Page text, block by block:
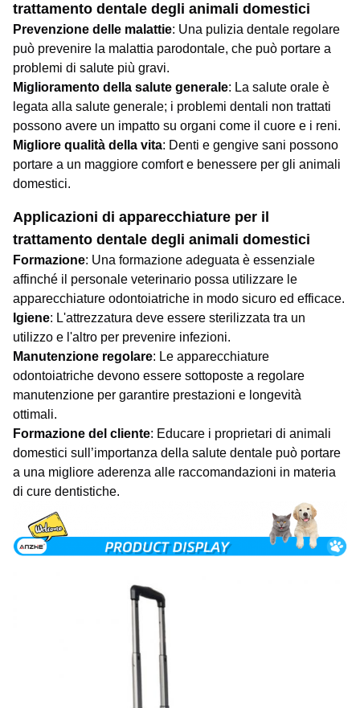
trattamento dentale degli animali domestici
Prevenzione delle malattie: Una pulizia dentale regolare
può prevenire la malattia parodontale, che può portare a
problemi di salute più gravi.
Miglioramento della salute generale: La salute orale è
legata alla salute generale; i problemi dentali non trattati
possono avere un impatto su organi come il cuore e i reni.
Migliore qualità della vita: Denti e gengive sani possono
portare a un maggiore comfort e benessere per gli animali
domestici.
Applicazioni di apparecchiature per il
trattamento dentale degli animali domestici
Formazione: Una formazione adeguata è essenziale
affinché il personale veterinario possa utilizzare le
apparecchiature odontoiatriche in modo sicuro ed efficace.
Igiene: L'attrezzatura deve essere sterilizzata tra un
utilizzo e l'altro per prevenire infezioni.
Manutenzione regolare: Le apparecchiature
odontoiatriche devono essere sottoposte a regolare
manutenzione per garantire prestazioni e longevità
ottimali.
Formazione del cliente: Educare i proprietari di animali
domestici sull’importanza della salute dentale può portare
a una migliore aderenza alle raccomandazioni in materia
di cure dentistiche.